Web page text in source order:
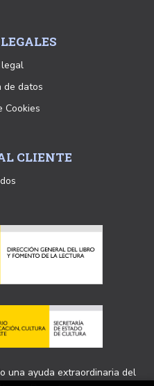
de datos
Cookies
CLIENTE
una ayuda extraordinaria del